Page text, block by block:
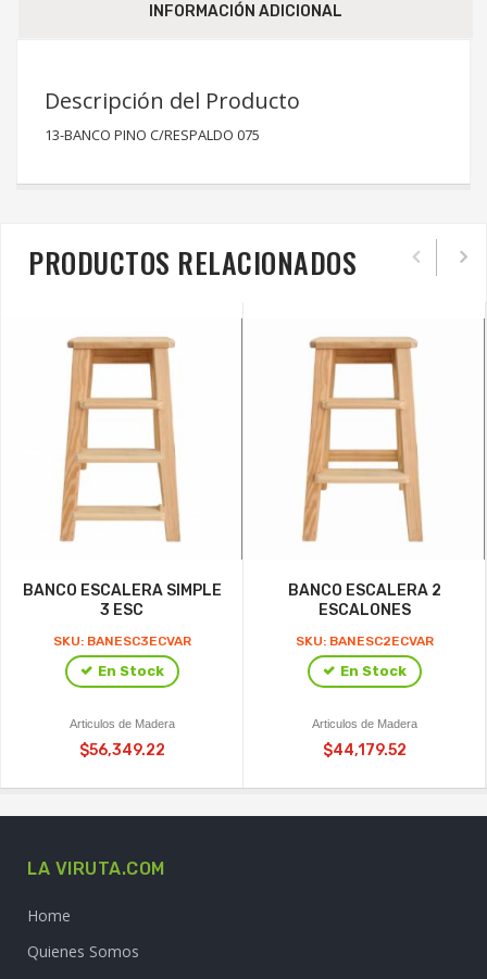
INFORMACIÓN ADICIONAL
Descripción del Producto
13-BANCO PINO C/RESPALDO 075
PRODUCTOS RELACIONADOS
BANCO ESCALERA SIMPLE
3 ESC
SKU: BANESC3ECVAR
En Stock
Articulos de Madera
$56,349.22
BANCO ESCALERA 2
ESCALONES
SKU: BANESC2ECVAR
En Stock
Articulos de Madera
$44,179.52
LA VIRUTA.COM
Home
Quienes Somos